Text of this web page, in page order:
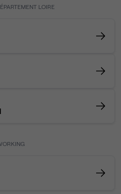
LOIRE